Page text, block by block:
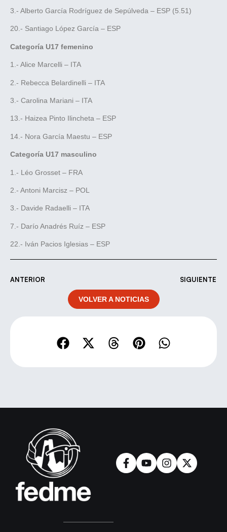
3.- Alberto García Rodríguez de Sepúlveda – ESP (5.51)
20.- Santiago López García – ESP
Categoría U17 femenino
1.- Alice Marcelli – ITA
2.- Rebecca Belardinelli – ITA
3.- Carolina Mariani – ITA
13.- Haizea Pinto Ilincheta – ESP
14.- Nora García Maestu – ESP
Categoría U17 masculino
1.- Léo Grosset – FRA
2.- Antoni Marcisz – POL
3.- Davide Radaelli – ITA
7.- Darío Anadrés Ruíz – ESP
22.- Iván Pacios Iglesias – ESP
ANTERIOR SIGUIENTE
VOLVER A NOTICIAS